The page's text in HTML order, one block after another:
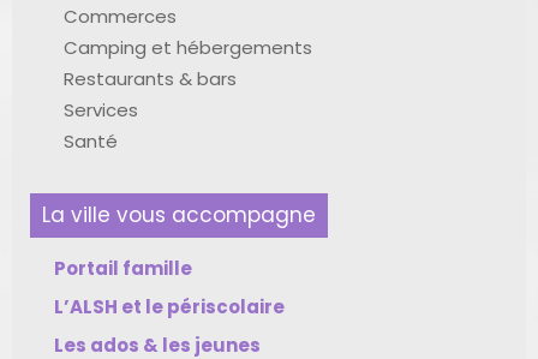
Commerces
Camping et hébergements
Restaurants & bars
Services
Santé
La ville vous accompagne
Portail famille
L’ALSH et le périscolaire
Les ados & les jeunes